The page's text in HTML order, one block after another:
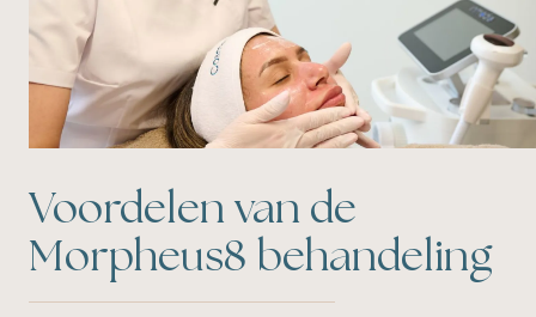
Voordelen van de
Morpheus8 behandeling